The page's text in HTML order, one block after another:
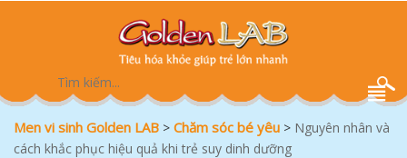
Men vi sinh Golden LAB > Chăm sóc bé yêu > Nguyên nhân và
cách khắc phục hiệu quả khi trẻ suy dinh dưỡng